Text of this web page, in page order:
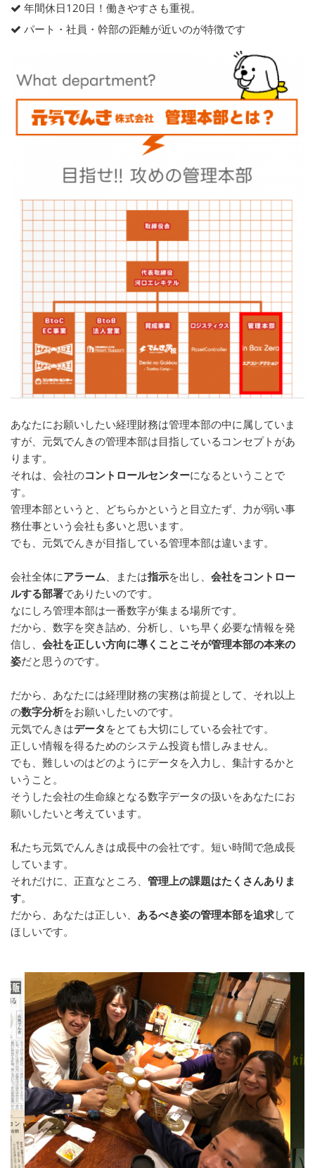
年間休日120日！働きやすさも重視。
パート・社員・幹部の距離が近いのが特徴です
あなたにお願いしたい経理財務は管理本部の中に属していま
すが、元気でんきの管理本部は目指しているコンセプトがあ
ります。
それは、会社のコントロールセンターになるということで
す。
管理本部というと、どちらかというと目立たず、力が弱い事
務仕事という会社も多いと思います。
でも、元気でんきが目指している管理本部は違います。
会社全体にアラーム、または指示を出し、 会社をコントロー
ルする部署でありたいのです。
なにしろ管理本部は一番数字が集まる場所です。
だから、数字を突き詰め、分析し、いち早く必要な情報を発
信し、 会社を正しい方向に導くことこそが管理本部の本来の
姿だと思うのです。
だから、あなたには経理財務の実務は前提として、それ以上
の数字分析をお願いしたいのです。
元気でんきはデータ をとても大切にしている会社です。
正しい情報を得るためのシステム投資も惜しみません。
でも、難しいのはどのようにデータを入力し、集計するかと
いうこと。
そうした会社の生命線となる数字データの扱いをあなたにお
願いしたいと考えています。
私たち元気でんんきは成長中の会社です。短い時間で急成長
しています。
それだけに、正直なところ、 管理上の課題はたくさんありま
す。
だから、あなたは正しい、 あるべき姿の管理本部を追求して
ほしいです。